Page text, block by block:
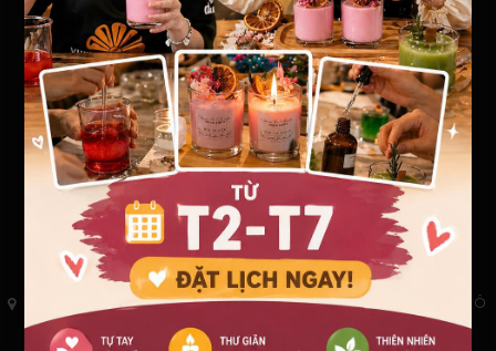
CÔNG TY TNHH XÂY DỰNG ĐẦU TƯ VÀ PHÁT TRIỂN ĐÔ
THỊ